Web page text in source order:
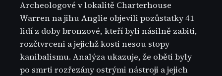
Archeologové v lokalitě Charterhouse
Warren na jihu Anglie objevili pozůstatky 41
lidí z doby bronzové, kteří byli násilně zabiti,
rozčtvrceni a jejichž kosti nesou stopy
kanibalismu. Analýza ukazuje, že oběti byly
po smrti rozřezány ostrými nástroji a jejich